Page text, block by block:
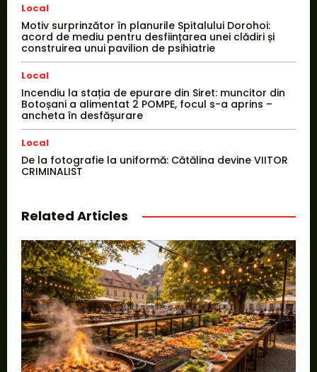
Local
Motiv surprinzător în planurile Spitalului Dorohoi:
acord de mediu pentru desființarea unei clădiri și
construirea unui pavilion de psihiatrie
Local
Incendiu la stația de epurare din Siret: muncitor din
Botoșani a alimentat 2 POMPE, focul s-a aprins –
ancheta în desfășurare
Local
De la fotografie la uniformă: Cătălina devine VIITOR
CRIMINALIST
Related Articles